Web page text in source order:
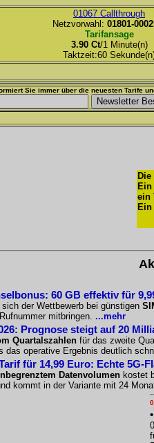
01067 Callthrough
Netzvorwahl: 01801-
Tarifansage
3.90 Ct/1 Minute(n)
Taktzeit:60
Sie immer über die neuesten Tarife
ein
60 GB effektiv für
der Wettbewerb bei günstigen
mitbringen. ...mehr
Prognose steigt auf 20
Quartalszahlen für das zweite
das operative Ergebnis deutlich
für 14,99 Euro: Echte 5G-
Datenvolumen kostet
kommt in der Variante mit 24
•